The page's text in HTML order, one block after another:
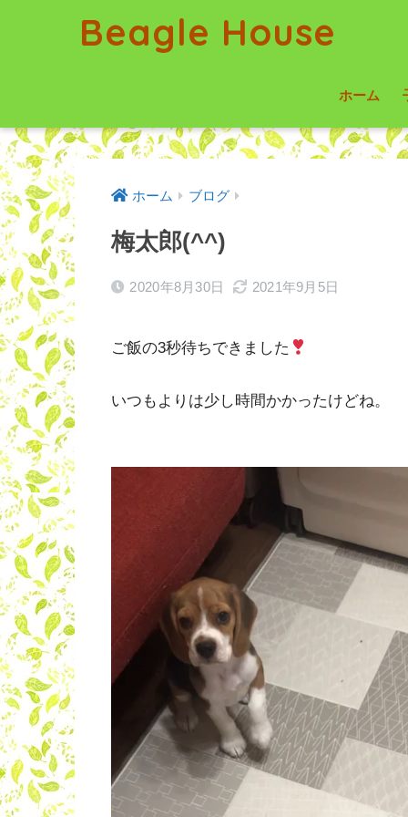
Beagle House
ホーム
ホーム ブログ
梅太郎(^^)
2020年8月30日 2021年9月5日
ご飯の3秒待ちできました
いつもよりは少し時間かかったけどね。